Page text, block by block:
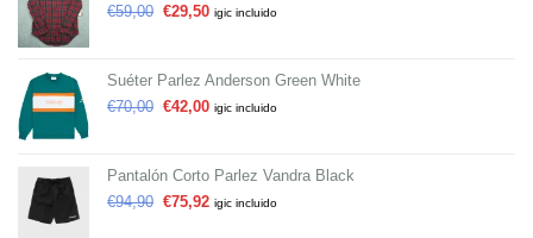
€59,00 €29,50 igic incluido
Suéter Parlez Anderson Green White
€70,00 €42,00 igic incluido
Pantalón Corto Parlez Vandra Black
€94,90 €75,92 igic incluido